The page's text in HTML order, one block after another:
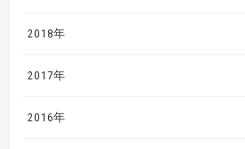
2018年
2017年
2016年